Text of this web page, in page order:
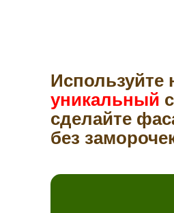
Используйте
уникальный
сделайте
без